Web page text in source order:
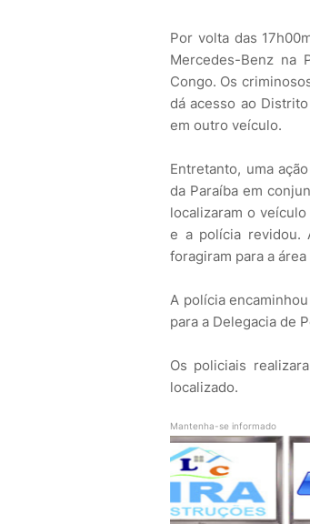
Por volta das
Mercedes-Benz na
Congo. Os
dá acesso ao
em outro veículo.
Entretanto, uma
da Paraíba em
localizaram o
e a polícia revidou.
foragiram para a
A polícia
para a Delegacia de
Os policiais
localizado.
Mantenha-se informado